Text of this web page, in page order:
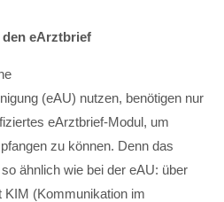
den eArztbrief
(eAU) nutzen, benötigen nur
eArztbrief-Modul, um
zu können. Denn das
ähnlich wie bei der eAU: über
KIM (Kommunikation im